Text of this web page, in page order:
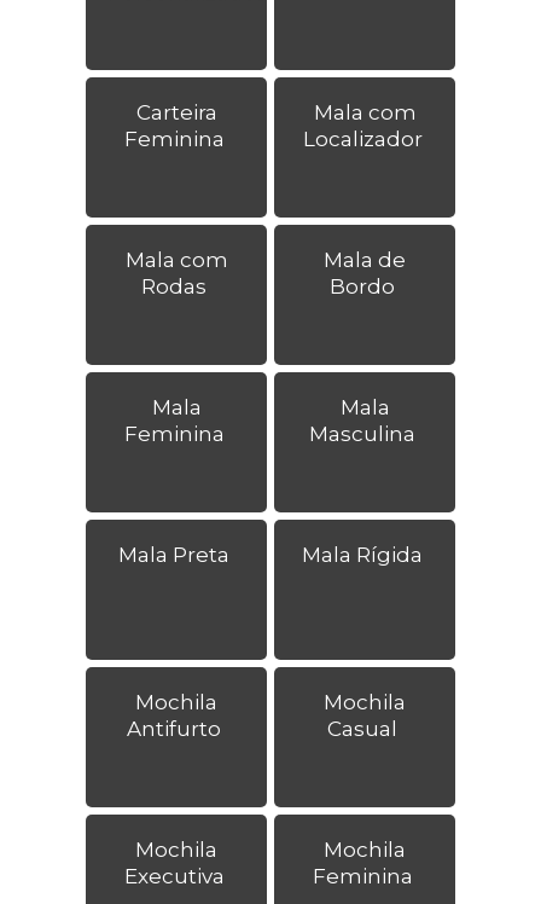
Carteira
Feminina
Mala com
Localizador
Mala com
Rodas
Mala de
Bordo
Mala
Feminina
Mala
Masculina
Mala Preta Mala Rígida
Mochila
Antifurto
Mochila
Casual
Mochila
Executiva
Mochila
Feminina